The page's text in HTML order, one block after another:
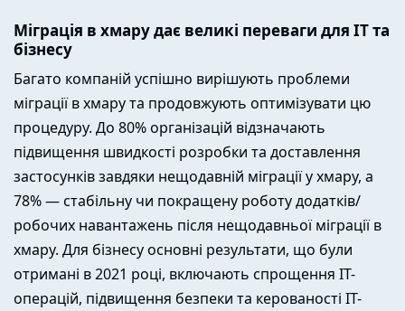
Міграція в хмару дає великі переваги для ІТ та
бізнесу
Багато компаній успішно вирішують проблеми
міграції в хмару та продовжують оптимізувати цю
процедуру. До 80% організацій відзначають
підвищення швидкості розробки та доставлення
застосунків завдяки нещодавній міграції у хмару, а
78% — стабільну чи покращену роботу додатків/
робочих навантажень після нещодавньої міграції в
хмару. Для бізнесу основні результати, що були
отримані в 2021 році, включають спрощення IT-
операцій, підвищення безпеки та керованості IT-